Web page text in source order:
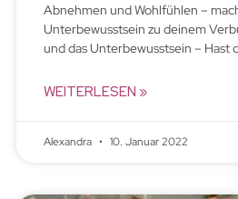
Abnehmen und Wohlfühlen –
Unterbewusstsein zu deinem
und das Unterbewusstsein – Hast
WEITERLESEN »
Alexandra 10. Januar 2022